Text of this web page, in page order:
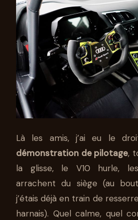
Là les amis, j’ai eu le
démonstration de pilotage,
la glisse, le V10 hurle,
arrachent du siège (au
j’étais déjà en train de
harnais). Quel calme, quel